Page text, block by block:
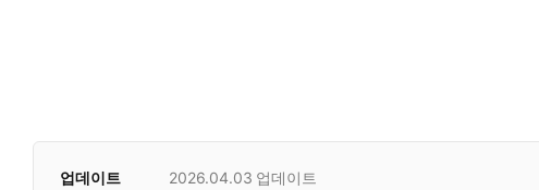
업데이트 2026.04.03 업데이트